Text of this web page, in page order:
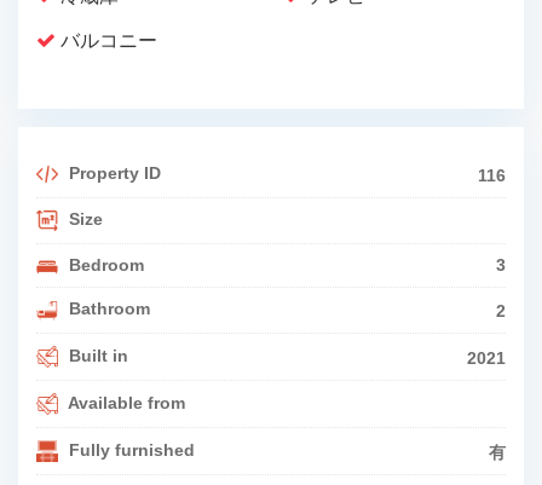
バルコニー
Property ID 116
Size
Bedroom 3
Bathroom 2
Built in 2021
Available from
Fully furnished 有